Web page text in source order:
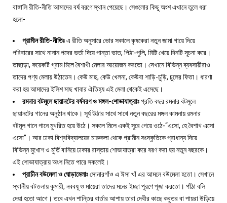
বাঙ্গালি রীতি-নীতি আমাদের বর্ষ বরণে স্থান পেয়েছে। সেগুলোর কিছু অংশ এখানে তুলে ধরা
হলো-
গ্রামীন রীতি-নীতিঃএ রীতি অনুসারে ভোর সকালে কৃষকেরা নতুন জামা গায়ে দিয়ে
পরিবারের সাথে নানান পদের ভর্তা দিয়ে পান্তা ভাত, পিঠা-পুলি, মিষ্টি খেয়ে দিনটি সূচনা করে।
তাছাড়া, কয়েকটি গ্রাম মিলে বৈশাখী মেলার আয়োজন করতো। সেখানে বিভিন্ন ব্যবসায়ীরাও
তাদের পণ্য মেলায় উঠাতেন। কেউ মাছ, কেউ খেলনা, কেউবা শাড়ি-চুড়ি, চুলের ফিতা। ধারণা
করা হয় আমাদের ইলিশ মাছ খাবার ঐতিহ্য এই মেলা থেকেই এসেছে।
রমনার বটমূলে ছায়ানটের বর্ষবরণ ও মঙ্গল-শোভাযাত্রাঃপ্রতি বছর রমনার বটমূলে
ছায়ানটের গানের অনুষ্ঠান থাকে। সূর্য উঠার সাথে সাথে নতুন বছরের মঙ্গল কামনায় রমনার
বটমূল গানে গানে মুখরিত হয়ে উঠে। সকলে মিলে একই সুরে গেয়ে ওঠে-“এসো, হে বৈশাখ এসো
এসো”। আর ঢাকা বিশ্ববিদ্যালয়ের চারুকলা থেকে গ্রামীন সংস্কৃতিকে প্রাধান্য দিয়ে
বিভিন্ন মুখোশ ও মুর্তি বানিয়ে ঢাকার রাস্তায় শোভাযাত্রা করে বরণ করা হয় নতুন বছরকে।
এই শোভাযাত্রায় অংশ নিতে পারে সকলেই।
প্রাচীন বউমেলা ও ঘোড়ামেলাঃসোনারগাঁও এ ঈসা খাঁ এর আমলে বউমেলা হতো। সেখানে
স্থানীয় বটতলায় কুমারী, নববধূ ও মায়েরা তাদের মনের ইচ্ছা পূরণে পূজা করতো। পাঁঠা বলি
দেয়া হতো আগে। তবে এখন শান্তির বার্তার আশায় তারা দেবীর কাছে কবুতর বা পায়রা উড়িয়ে